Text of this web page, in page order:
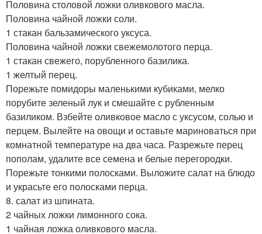
Половина столовой ложки оливкового масла.
Половина чайной ложки соли.
1 стакан бальзамического уксуса.
Половина чайной ложки свежемолотого перца.
1 стакан свежего, порубленного базилика.
1 желтый перец.
Порежьте помидоры маленькими кубиками, мелко
порубите зеленый лук и смешайте с рубленным
базиликом. Взбейте оливковое масло с уксусом, солью и
перцем. Вылейте на овощи и оставьте мариноваться при
комнатной температуре на два часа. Разрежьте перец
пополам, удалите все семена и белые перегородки.
Порежьте тонкими полосками. Выложите салат на блюдо
и украсьте его полосками перца.
8. салат из шпината.
2 чайных ложки лимонного сока.
1 чайная ложка оливкового масла.